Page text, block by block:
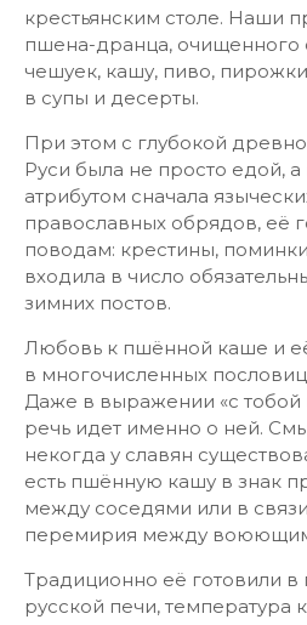
крестьянским столе. Наши
пшена-дранца, очищенного
чешуек, кашу, пиво,
в супы и десерты.
При этом с глубокой
Руси была не просто едой,
атрибутом сначала
православных обрядов, её
поводам: крестины,
входила в число
зимних постов.
Любовь к пшённой каше и
в многочисленных
Даже в выражении «с
речь идет именно о ней.
некогда у славян
есть пшённую кашу в знак
между соседями или в
перемирия между
Традиционно её готовили в
русской печи, температура